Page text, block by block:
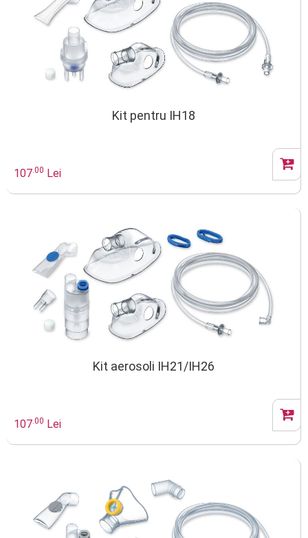
Kit pentru IH18
107.00 Lei
Kit aerosoli IH21/IH26
107.00 Lei